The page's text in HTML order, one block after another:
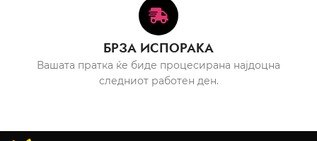
БРЗА ИСПОРАКА
Вашата пратка ќе биде процесирана најдоцна
следниот работен ден.